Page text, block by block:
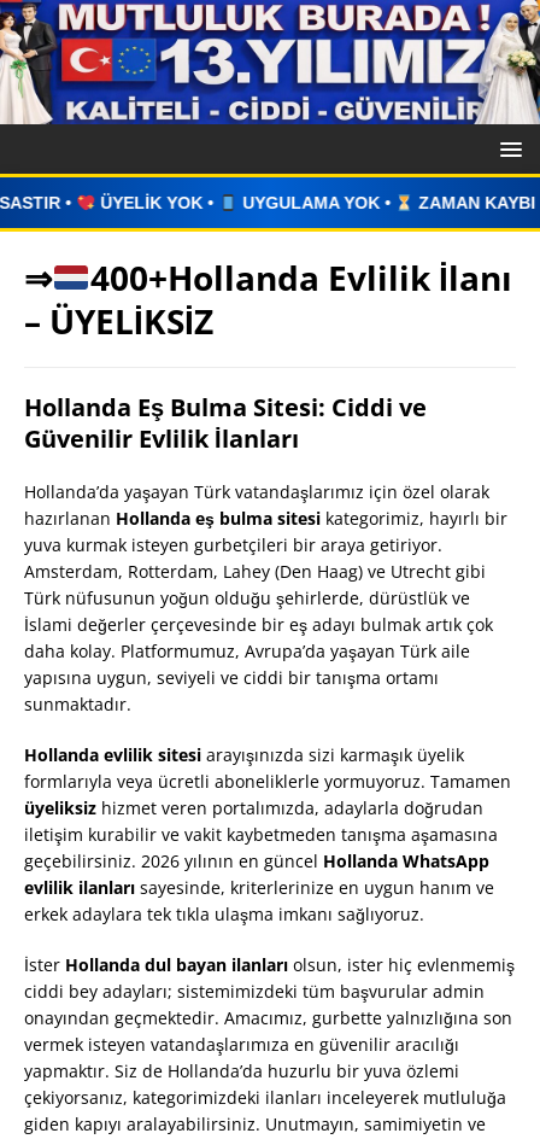
YOK • UYGULAMA YOK • ZAMAN KAYBI YOK • İLAN
⇒
400+Hollanda Evlilik İlanı
– ÜYELİKSİZ
Hollanda Eş Bulma Sitesi: Ciddi ve
Güvenilir Evlilik İlanları
Hollanda’da yaşayan Türk vatandaşlarımız için özel olarak
hazırlanan Hollanda eş bulma sitesi kategorimiz, hayırlı bir
yuva kurmak isteyen gurbetçileri bir araya getiriyor.
Amsterdam, Rotterdam, Lahey (Den Haag) ve Utrecht gibi
Türk nüfusunun yoğun olduğu şehirlerde, dürüstlük ve
İslami değerler çerçevesinde bir eş adayı bulmak artık çok
daha kolay. Platformumuz, Avrupa’da yaşayan Türk aile
yapısına uygun, seviyeli ve ciddi bir tanışma ortamı
sunmaktadır.
Hollanda evlilik sitesi arayışınızda sizi karmaşık üyelik
formlarıyla veya ücretli aboneliklerle yormuyoruz. Tamamen
üyeliksiz hizmet veren portalımızda, adaylarla doğrudan
iletişim kurabilir ve vakit kaybetmeden tanışma aşamasına
geçebilirsiniz. 2026 yılının en güncel Hollanda WhatsApp
evlilik ilanları sayesinde, kriterlerinize en uygun hanım ve
erkek adaylara tek tıkla ulaşma imkanı sağlıyoruz.
İster Hollanda dul bayan ilanları olsun, ister hiç evlenmemiş
ciddi bey adayları; sistemimizdeki tüm başvurular admin
onayından geçmektedir. Amacımız, gurbette yalnızlığına son
vermek isteyen vatandaşlarımıza en güvenilir aracılığı
yapmaktır. Siz de Hollanda’da huzurlu bir yuva özlemi
çekiyorsanız, kategorimizdeki ilanları inceleyerek mutluluğa
giden kapıyı aralayabilirsiniz. Unutmayın, samimiyetin ve